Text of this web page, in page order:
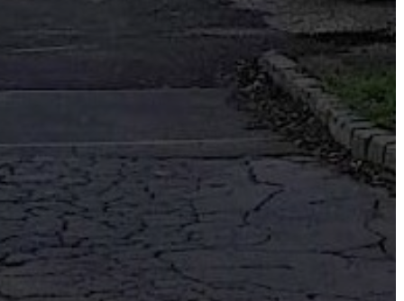
TELEPÜLÉSRENDEZÉS
BEJELENTŐ